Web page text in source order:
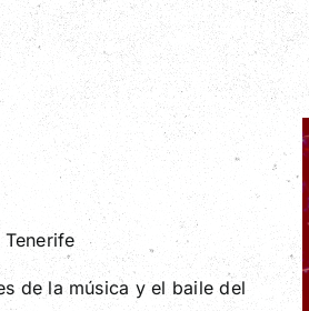
de la música y el baile del